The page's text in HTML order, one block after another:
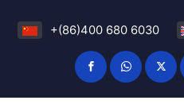
+(86)400 680 6030